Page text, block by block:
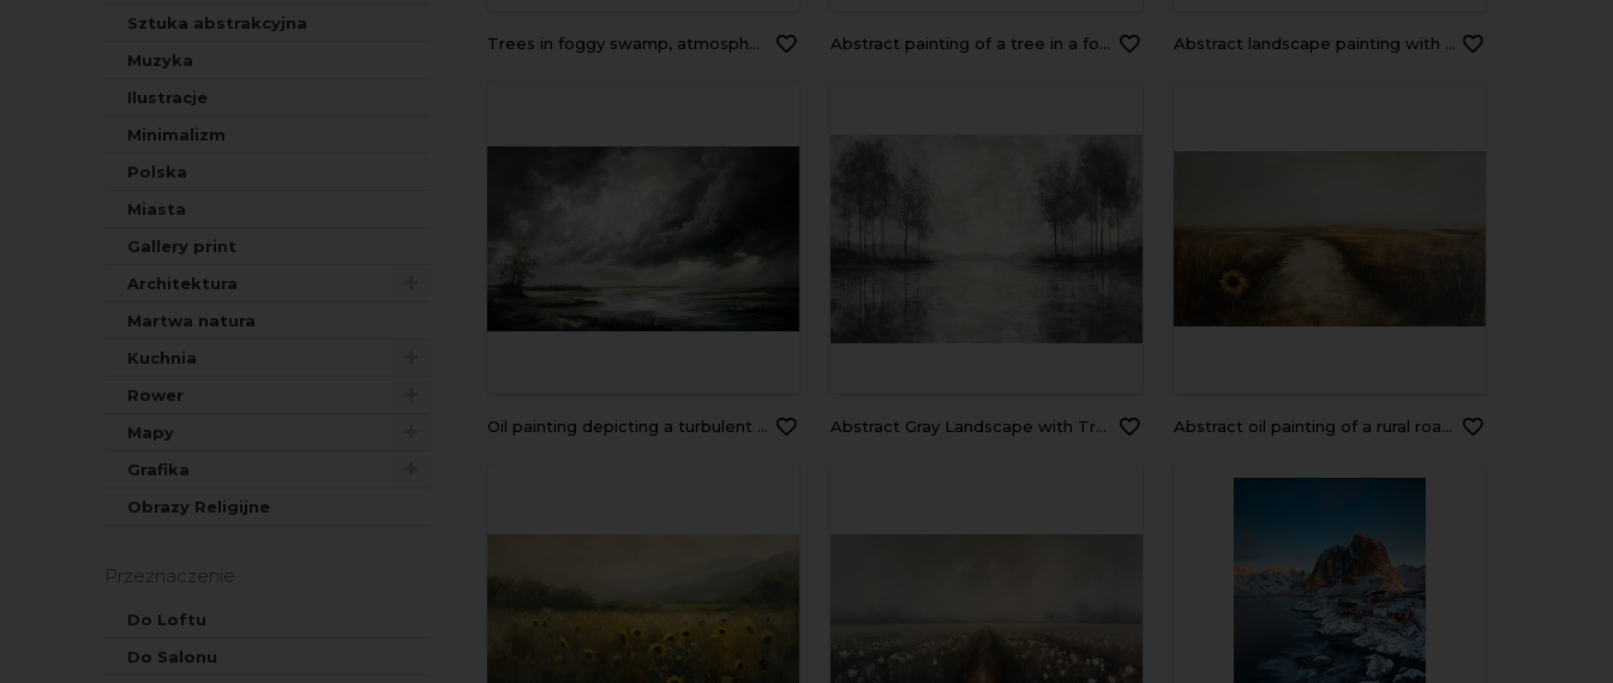
Sztuka abstrakcyjna
Muzyka
Ilustracje
Minimalizm
Polska
Miasta
Gallery print
Architektura
Martwa natura
Kuchnia
Rower
Mapy
Grafika
Obrazy Religijne
Przeznaczenie
Do Loftu
Do Salonu
Trees in foggy swamp, atmospheric reflections Abstract painting of a tree in a foggy lake. Digital painting. Abstract landscape painting with white background, featuring yel
Oil painting depicting a turbulent scene with gray clouds over a river and lake landscape Abstract Gray Landscape with Trees and Still Water Abstract oil painting of a rural road in the middle of the field.